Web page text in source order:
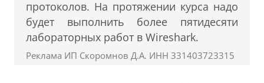
протоколов. На протяжении курса надо
будет выполнить более пятидесяти
лабораторных работ в Wireshark.
Реклама ИП Скоромнов Д.А. ИНН 331403723315